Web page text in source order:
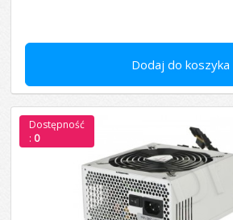
Dodaj do koszyka
Dostępność
: 0